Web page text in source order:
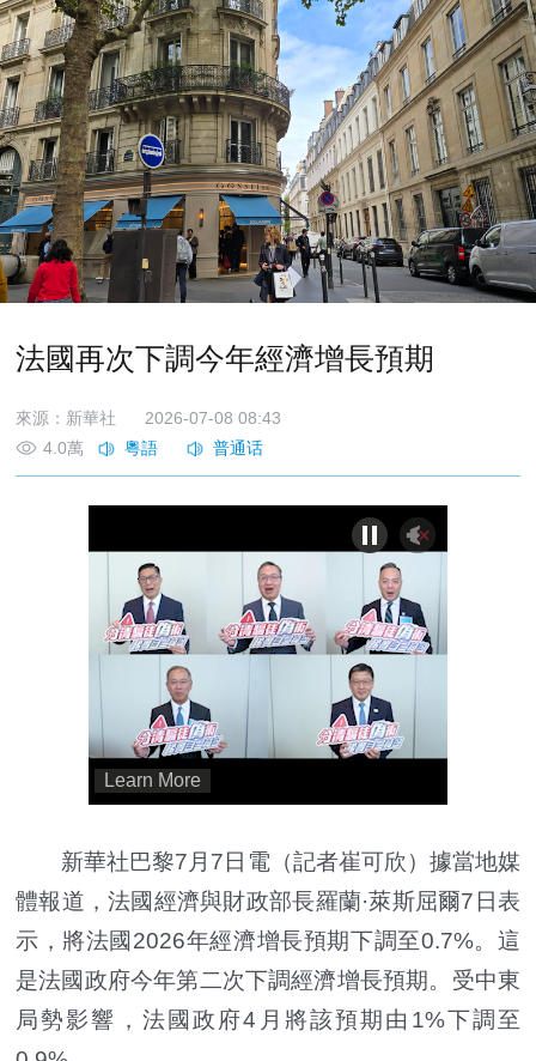
法國再次下調今年經濟增長預期
來源：新華社
2026-07-08 08:43
4.0萬
新華社巴黎7月7日電（記者崔可欣）據當地媒
體報道，法國經濟與財政部長羅蘭·萊斯屈爾7日表
示，將法國2026年經濟增長預期下調至0.7%。這
是法國政府今年第二次下調經濟增長預期。受中東
局勢影響，法國政府4月將該預期由1%下調至